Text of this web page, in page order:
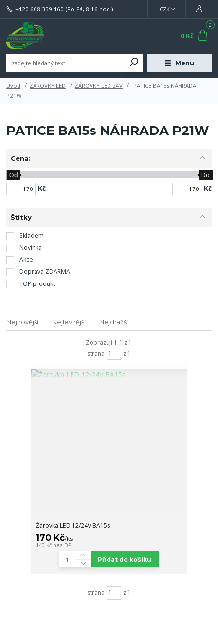
Menu
CZK
+420 608 359 460 (Po-Pá, 8-16 hod.)
0
0 Kč
Úvod ŽÁROVKY LED ŽÁROVKY LED 24V
PATICE BA15s NÁHRADA
P21W
PATICE BA15s NÁHRADA P21W
Cena:
Kč
Od Do
Kč
Štítky
Skladem
Novinka
Akce
Doprava ZDARMA
TOP produkt
Nejnovější Nejlevnější Nejdražší
Zobrazuji 1-1 z 1
strana
z 1
Žárovka LED 12/24V BA15s
170 Kč/ks
140 Kč bez DPH
Přidat do košíku
strana z 1